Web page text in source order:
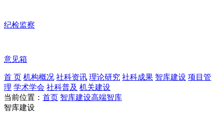
纪检监察
意见箱
首 页 机构概况 社科资讯 理论研究 社科成果 智库建设 项目管
理 学术学会 社科普及 机关建设
当前位置： 首页 智库建设高端智库
智库建设